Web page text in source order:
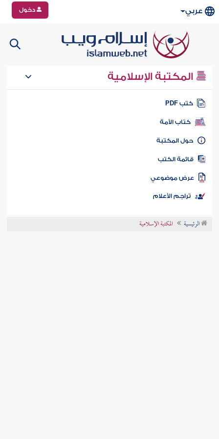
عربي دخول
المكتبة الإسلامية
كتب PDF
كتاب الأمة
المكتبة
الكتب
موضوعي
تراجم الأعلام
الرئيسية المكتبة الإسلامية